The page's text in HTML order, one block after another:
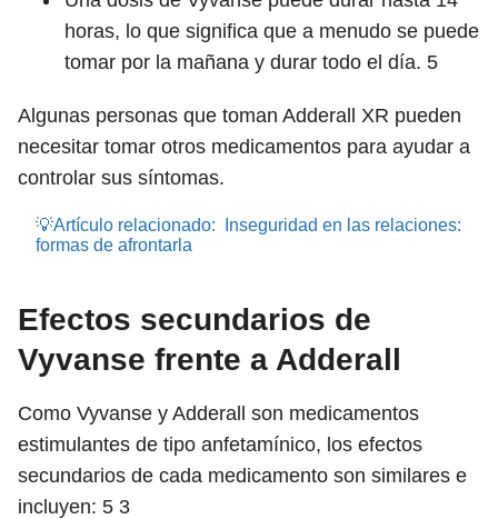
horas, lo que significa que a menudo se puede
tomar por la mañana y durar todo el día. 5
Algunas personas que toman Adderall XR pueden
necesitar tomar otros medicamentos para ayudar a
controlar sus síntomas.
💡Artículo relacionado:
Inseguridad en las relaciones:
formas de afrontarla
Efectos secundarios de
Vyvanse frente a Adderall
Como Vyvanse y Adderall son medicamentos
estimulantes de tipo anfetamínico, los efectos
secundarios de cada medicamento son similares e
incluyen: 5 3